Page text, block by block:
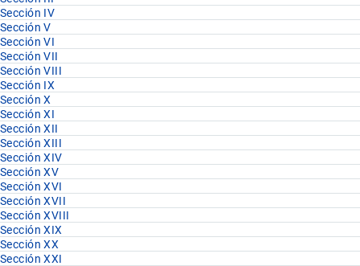
Sección IV
Sección V
Sección VI
Sección VII
Sección VIII
Sección IX
Sección X
Sección XI
Sección XII
Sección XIII
Sección XIV
Sección XV
Sección XVI
Sección XVII
Sección XVIII
Sección XIX
Sección XX
Sección XXI